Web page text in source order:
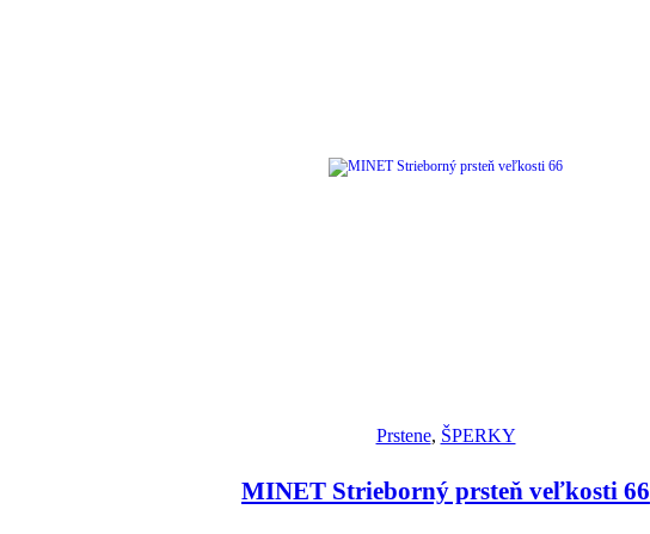
Prstene, ŠPERKY
MINET Strieborný prsteň veľkosti 66